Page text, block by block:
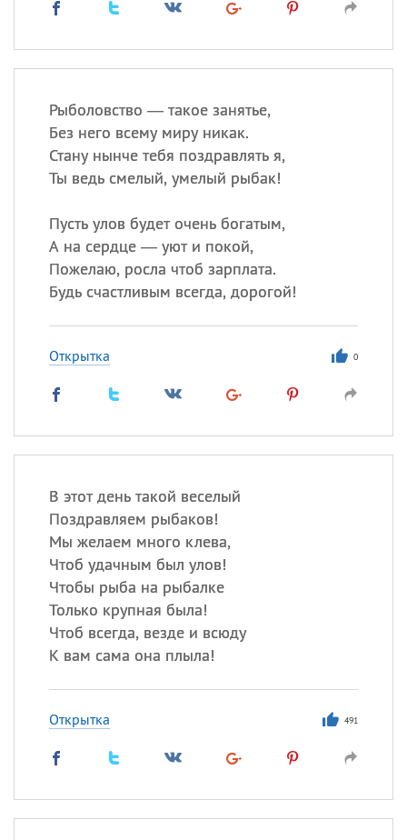
Рыболовство — такое занятье,
Без него всему миру никак.
Стану нынче тебя поздравлять я,
Ты ведь смелый, умелый рыбак!
Пусть улов будет очень богатым,
А на сердце — уют и покой,
Пожелаю, росла чтоб зарплата.
Будь счастливым всегда, дорогой!
Открытка 0
В этот день такой веселый
Поздравляем рыбаков!
Мы желаем много клева,
Чтоб удачным был улов!
Чтобы рыба на рыбалке
Только крупная была!
Чтоб всегда, везде и всюду
К вам сама она плыла!
Открытка 491